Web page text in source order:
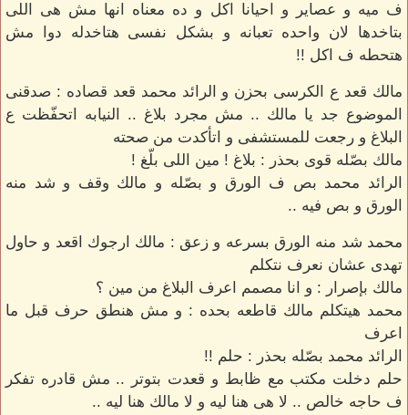
ف ميه و عصاير و احيانا اكل و ده معناه انها مش هى اللى
بتاخدها لان واحده تعبانه و بشكل نفسى هتاخدله دوا مش
هتحطه ف اكل !!
مالك قعد ع الكرسى بحزن و الرائد محمد قعد قصاده : صدقنى
الموضوع جد يا مالك .. مش مجرد بلاغ .. النيابه اتحفّظت ع
البلاغ و رجعت للمستشفى و اتأكدت من صحته
مالك بصّله قوى بحذر : بلاغ ! مين اللى بلّغ !
الرائد محمد بص ف الورق و بصّله و مالك وقف و شد منه
الورق و بص فيه ..
محمد شد منه الورق بسرعه و زعق : مالك ارجوك اقعد و حاول
تهدى عشان نعرف نتكلم
مالك بإصرار : و انا مصمم اعرف البلاغ من مين ؟
محمد هيتكلم مالك قاطعه بحده : و مش هنطق حرف قبل ما
اعرف
الرائد محمد بصّله بحذر : حلم !!
حلم دخلت مكتب مع ظابط و قعدت بتوتر .. مش قادره تفكر
ف حاجه خالص .. لا هى هنا ليه و لا مالك هنا ليه ..